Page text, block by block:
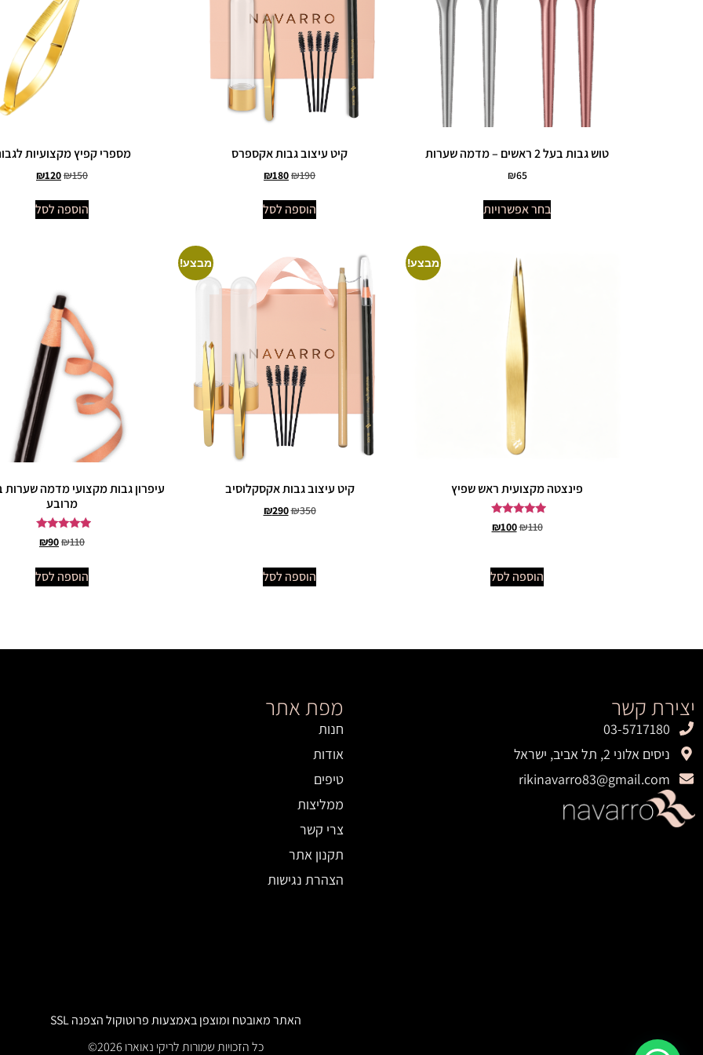
טוש גבות בעל 2 ראשים – מדמה שערות
₪65
בחר אפשרויות
קיט עיצוב גבות אקספרס
₪190
₪180
הוספה לסל
מספרי קפיץ מקצועיות
₪150
₪120
הוספה לסל
מבצע!
פינצטה מקצועית ראש שפיץ
דורג
5.00
₪110
₪100
הוספה לסל
מבצע!
קיט עיצוב גבות אקסקלוסיב
₪350
₪290
הוספה לסל
עיפרון גבות מקצועי מדמה
מרובע
דורג
5.00
₪110
₪90
הוספה לסל
יצירת קשר
03-5717180
ניסים אלוני 2, תל אביב, ישראל
rikinavarro83@gmail.com
מפת אתר
חנות
אודות
טיפים
ממליצות
צרי קשר
תקנון אתר
הצהרת נגישות
האתר מאובטח ומוצפן באמצעות פרוטוקול הצפנה SSL​
כל הזכויות שמורות לריקי נאוארו 2026©